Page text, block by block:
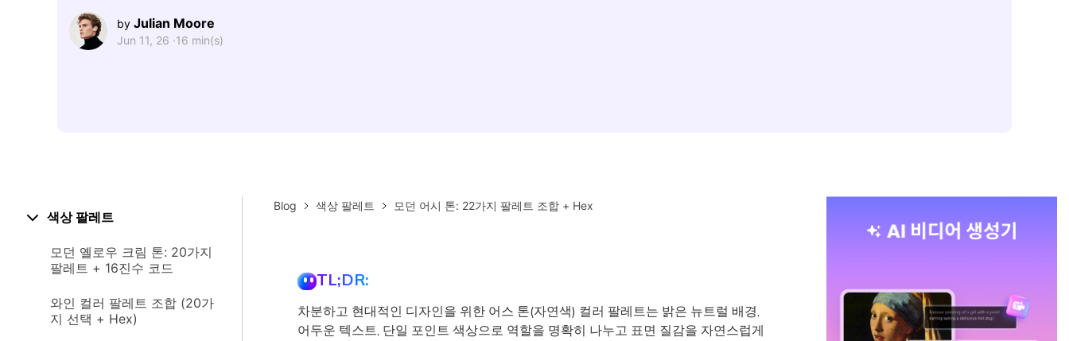
by Julian Moore
Jun 11, 26 ·16 min(s)
색상 팔레트
모던 옐로우 크림 톤: 20가지
팔레트 + 16진수 코드
와인 컬러 팔레트 조합 (20가
지 선택 + Hex)
Blog 색상 팔레트 모던 어시 톤: 22가지 팔레트 조합 + Hex
TL;DR:
차분하고 현대적인 디자인을 위한 어스 톤(자연색) 컬러 팔레트는 밝은 뉴트럴 배경,
어두운 텍스트, 단일 포인트 색상으로 역할을 명확히 나누고 표면 질감을 자연스럽게